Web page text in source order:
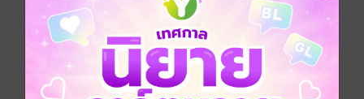
ชีทสรุป มสธ. จากเพจสรุปทุกวิชามสธ. by B การันตี
คุณภาพด้วยผู้ติดตามสูงที่สุด สรุปที่สีสันหน้าอ่าน ช่วยเพิ่ม
การจดจำ อ่านแล้วไม่เบื่อ ไม่เอามาแต่หัวข้อ ถูกต้อง
ชัดเจน ใส่ใจทุกรายละเอียด
- สอบผ่านจริง จากลูกค้า ไม่มีหน้าม้า ดูรีวิวได้ที่